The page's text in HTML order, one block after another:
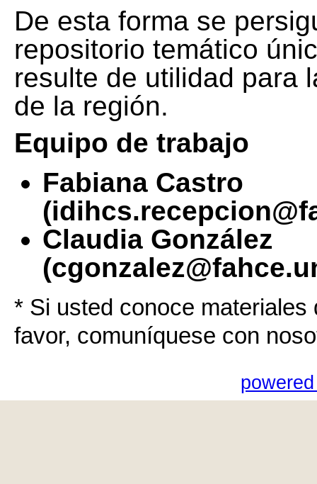
De esta forma se
repositorio temático
resulte de utilidad para
de la región.
Equipo de trabajo
Fabiana Castro
Claudia González
* Si usted conoce
favor, comuníquese con